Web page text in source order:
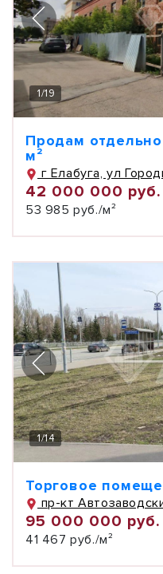
1/19
Продам
м²
г Елабуга, ул
42 000 000 руб.
53 985 руб./м²
1/14
Торговое
пр-кт
95 000 000 руб.
41 467 руб./м²